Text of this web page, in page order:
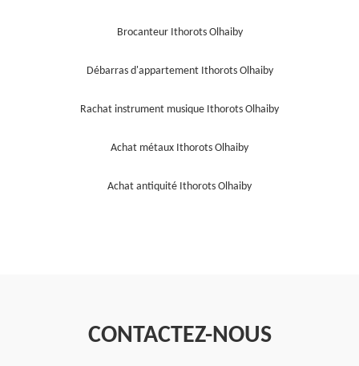
Brocanteur Ithorots Olhaiby
Débarras d'appartement Ithorots Olhaiby
Rachat instrument musique Ithorots Olhaiby
Achat métaux Ithorots Olhaiby
Achat antiquité Ithorots Olhaiby
CONTACTEZ-NOUS